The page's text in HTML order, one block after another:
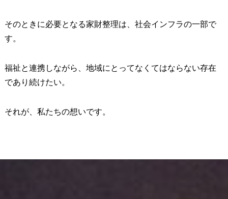
そのときに必要となる家財整理は、社会インフラの一部で
す。
福祉と連携しながら、地域にとってなくてはならない存在
であり続けたい。
それが、私たちの想いです。